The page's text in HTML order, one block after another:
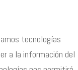
tecnologías
a la información del